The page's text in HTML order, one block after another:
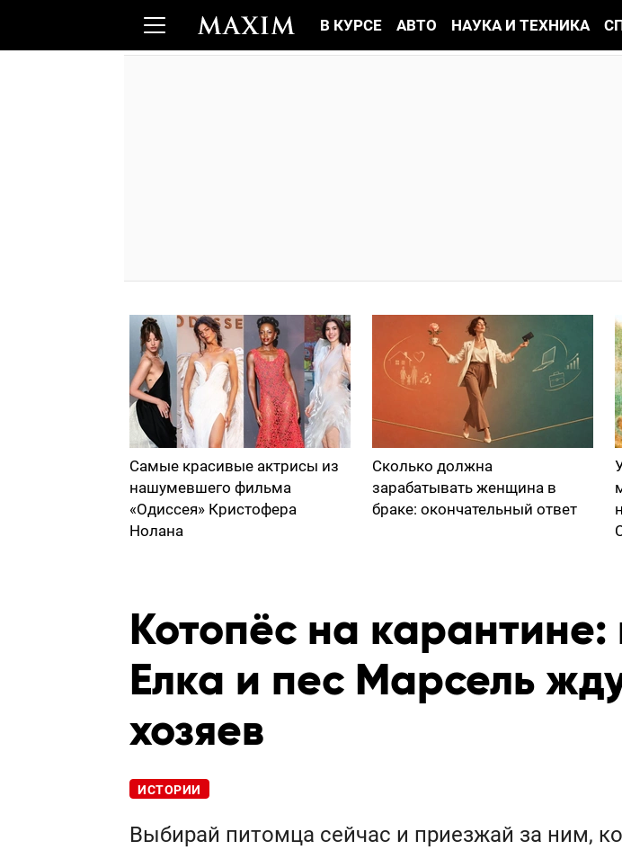
В КУРСЕ АВТО НАУКА И ТЕХНИКА
Самые красивые актрисы из
нашумевшего фильма
«Одиссея» Кристофера
Нолана
Сколько должна
зарабатывать женщина в
браке: окончательный ответ
Котопёс на
Елка и пес Марсель
хозяев
ИСТОРИИ
Выбирай питомца сейчас и приезжай за ним,